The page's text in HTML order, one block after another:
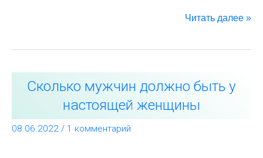
Читать далее »
Сколько мужчин должно быть у
настоящей женщины
08.06.2022 / 1 комментарий
мужчин
быть